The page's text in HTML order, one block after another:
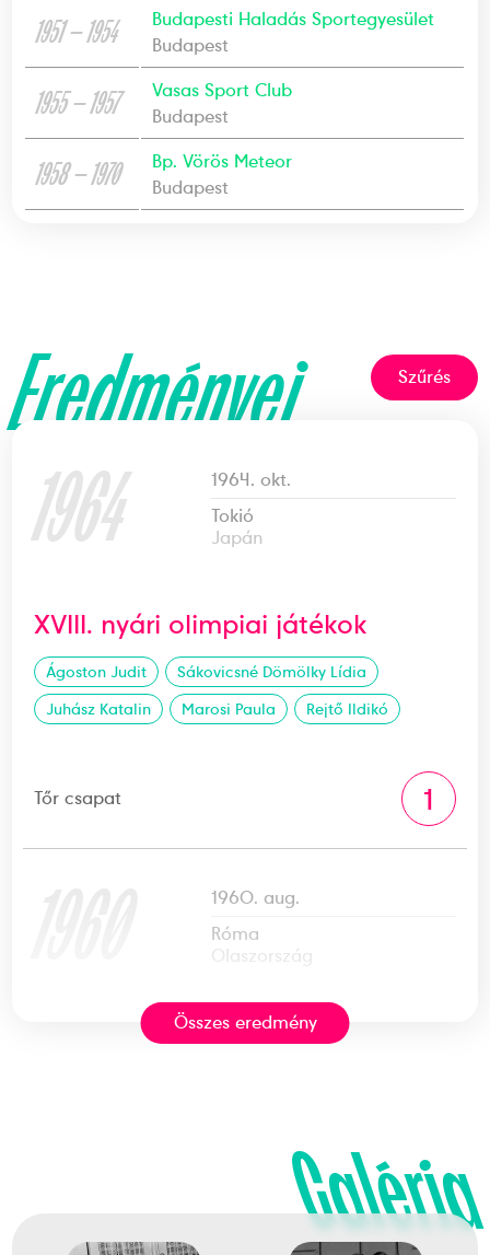
1951 — 1954
Budapesti Haladás Sportegyesület
Budapest
1955 — 1957
Vasas Sport Club
Budapest
1958 — 1970
Bp. Vörös Meteor
Budapest
Eredményei Szűrés
1964
1964. okt.
Tokió
Japán
XVIII. nyári olimpiai játékok
Ágoston Judit
Sákovicsné Dömölky Lídia
Juhász Katalin
Marosi Paula Rejtő Ildikó
Tőr csapat 1
1960. aug.
Róma
Olaszország
XVII. nyári olimpiai játékok
2
Összes eredmény
Galéria